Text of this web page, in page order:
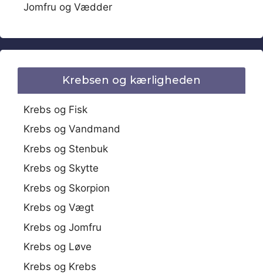
Jomfru og Vædder
Krebsen og kærligheden
Krebs og Fisk
Krebs og Vandmand
Krebs og Stenbuk
Krebs og Skytte
Krebs og Skorpion
Krebs og Vægt
Krebs og Jomfru
Krebs og Løve
Krebs og Krebs